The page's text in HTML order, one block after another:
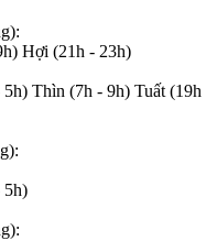
Hợi (21h - 23h)
5h) Thìn (7h - 9h) Tuất (19h
5h)